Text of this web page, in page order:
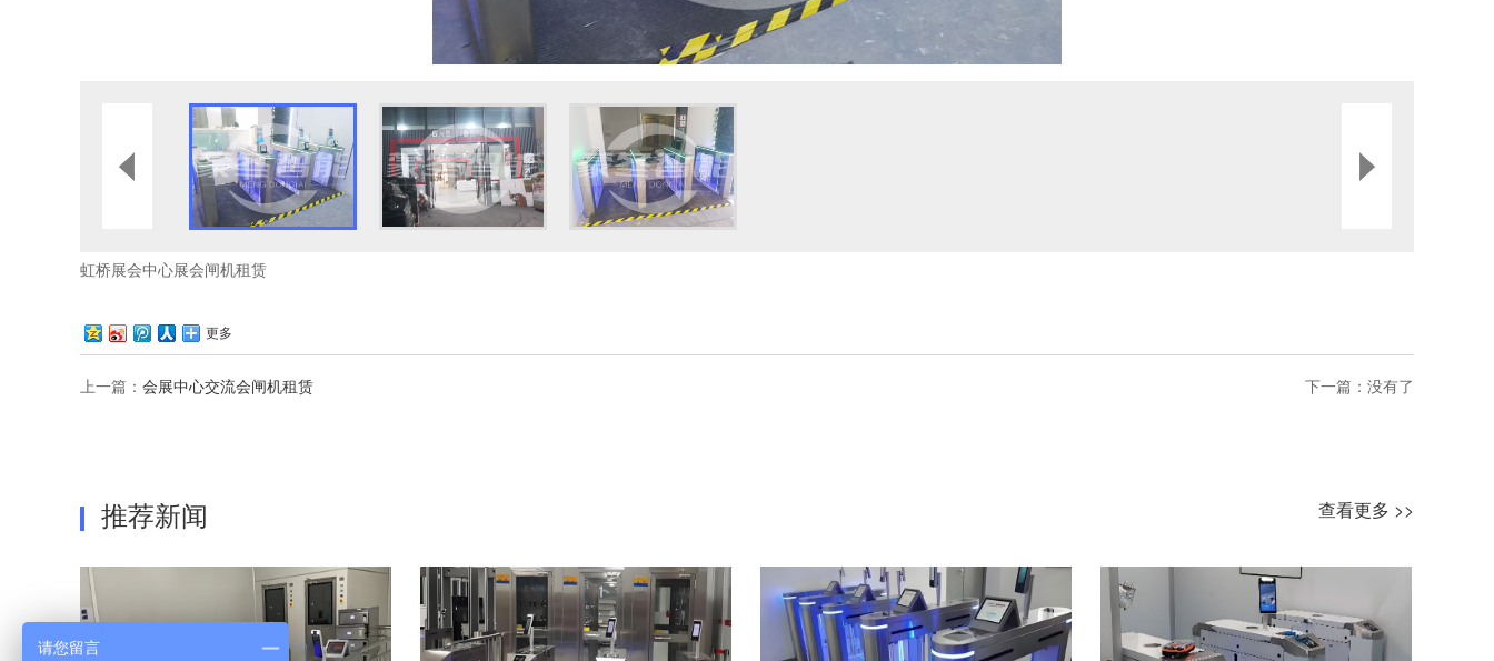
虹桥展会中心展会闸机租赁
更多
上一篇： 会展中心交流会闸机租赁 下一篇：没有了
查看更多 >>
推荐新闻
请您留言